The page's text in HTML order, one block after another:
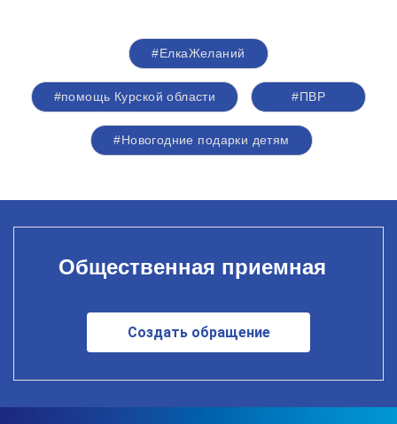
#ЕлкаЖеланий
#помощь Курской области #ПВР
#Новогодние подарки детям
Общественная приемная
Создать обращение